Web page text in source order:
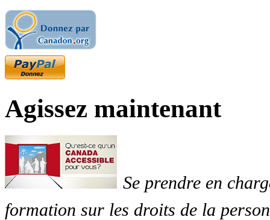
Agissez maintenant
Se prendre en
formation sur les droits de la